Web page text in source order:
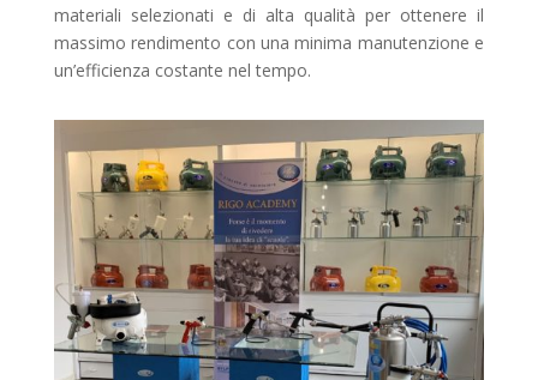
materiali selezionati e di alta qualità per ottenere il
massimo rendimento con una minima manutenzione e
un’efficienza costante nel tempo.